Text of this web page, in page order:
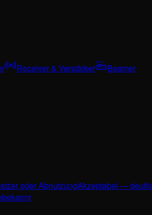
Receiver & Verstärker
Beamer
oder AbnutzungAkzeptabel —